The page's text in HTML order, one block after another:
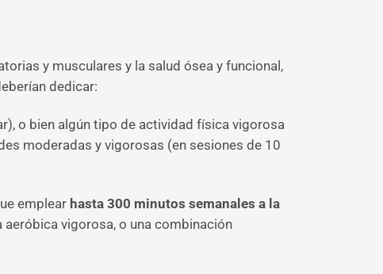
y musculares y la salud ósea y funcional,
dedicar:
o bien algún tipo de actividad física vigorosa
moderadas y vigorosas (en sesiones de 10
emplear hasta 300 minutos semanales a la
vigorosa, o una combinación